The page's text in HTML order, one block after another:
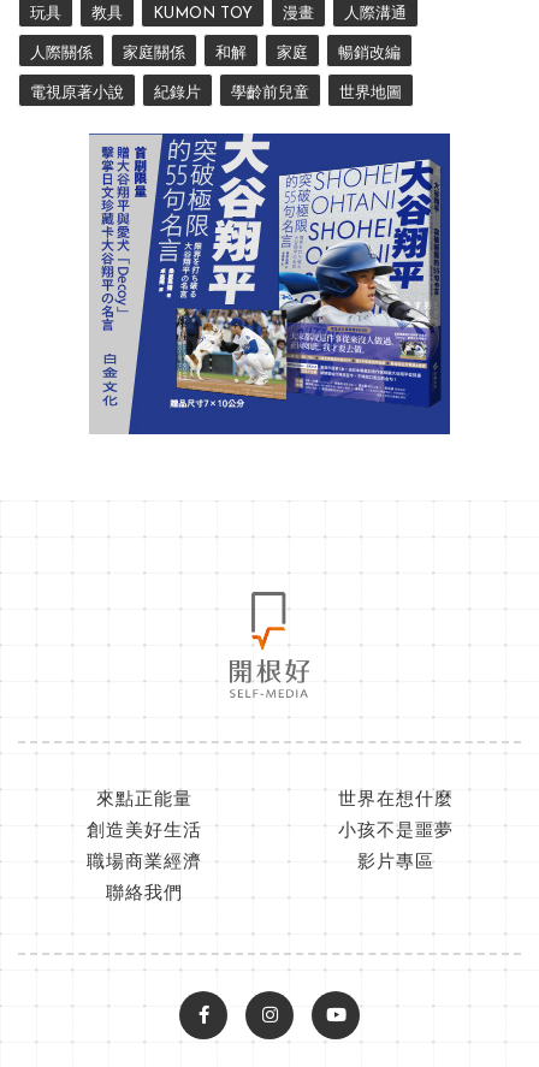
玩具 教具 KUMON TOY 漫畫 人際溝通
人際關係 家庭關係 和解 家庭 暢銷改編
電視原著小說 紀錄片 學齡前兒童 世界地圖
來點正能量
世界在想什麼
創造美好生活
小孩不是噩夢
職場商業經濟
影片專區
聯絡我們